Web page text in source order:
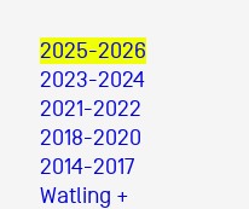
2025-2026
2023-2024
2021-2022
2018-2020
2014-2017
Watling +